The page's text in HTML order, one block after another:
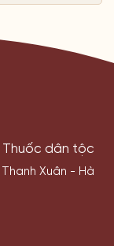
Thuốc dân tộc
Xuân - Hà